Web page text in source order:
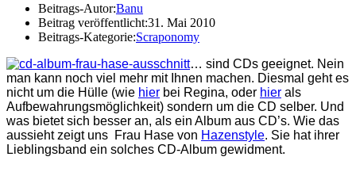
Beitrags-Autor:Banu
Beitrag veröffentlicht:31. Mai 2010
Beitrags-Kategorie:Scraponomy
… sind CDs geeignet. Nein
man kann noch viel mehr mit Ihnen machen. Diesmal geht es
nicht um die Hülle (wie hier bei Regina, oder hier als
Aufbewahrungsmöglichkeit) sondern um die CD selber. Und
was bietet sich besser an, als ein Album aus CD’s. Wie das
aussieht zeigt uns Frau Hase von Hazenstyle. Sie hat ihrer
Lieblingsband ein solches CD-Album gewidment.